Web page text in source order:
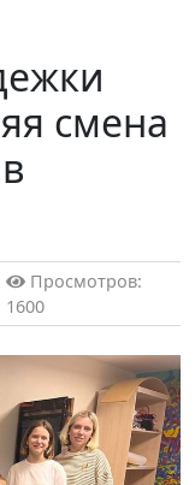
смена
Просмотров:
1600